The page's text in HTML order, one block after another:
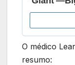
O médico
resumo: